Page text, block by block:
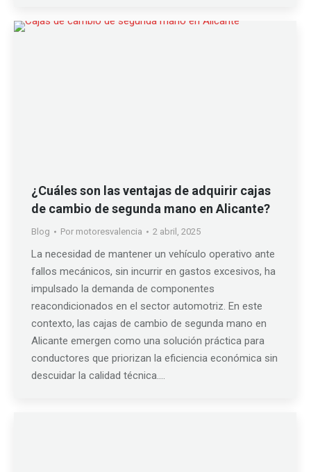
¿Cuáles son las ventajas de adquirir cajas
de cambio de segunda mano en Alicante?
Blog Por motoresvalencia 2 abril, 2025
La necesidad de mantener un vehículo operativo ante
fallos mecánicos, sin incurrir en gastos excesivos, ha
impulsado la demanda de componentes
reacondicionados en el sector automotriz. En este
contexto, las cajas de cambio de segunda mano en
Alicante emergen como una solución práctica para
conductores que priorizan la eficiencia económica sin
descuidar la calidad técnica.…